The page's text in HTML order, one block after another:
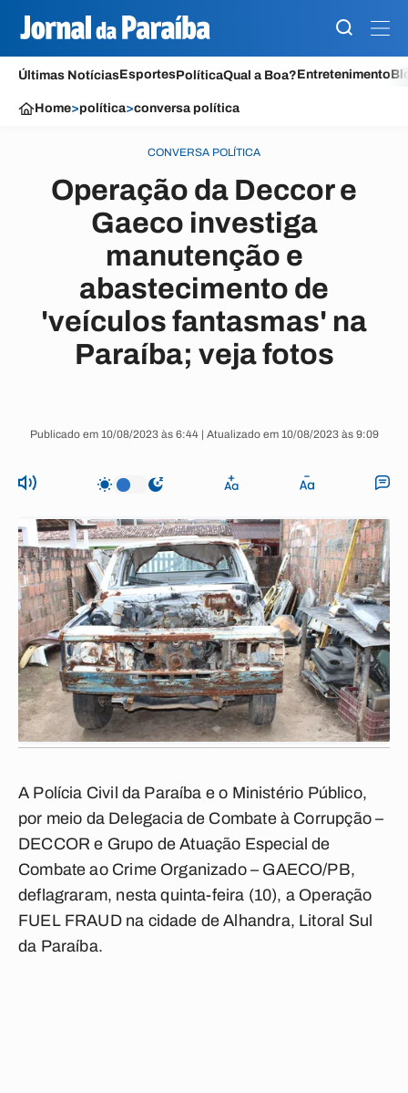
Últimas NotíciasEsportesPolíticaQual a Boa?Entretenimento
Home>política>conversa política
CONVERSA POLÍTICA
Operação da Deccor e
Gaeco investiga
manutenção e
abastecimento de
'veículos fantasmas' na
Paraíba; veja fotos
Publicado em 10/08/2023 às 6:44 | Atualizado em 10/08/2023 às 9:09
A Polícia Civil da Paraíba e o Ministério Público,
por meio da Delegacia de Combate à Corrupção –
DECCOR e Grupo de Atuação Especial de
Combate ao Crime Organizado – GAECO/PB,
deflagraram, nesta quinta-feira (10), a Operação
FUEL FRAUD na cidade de Alhandra, Litoral Sul
da Paraíba.